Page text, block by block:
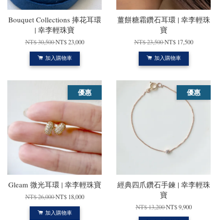
Bouquet Collections 捧花耳環
| 幸李輕珠寶
NT$ 30,500NT$ 23,000
加入購物車
薑餅糖霜鑽石耳環 | 幸李輕珠
寶
NT$ 23,500NT$ 17,500
加入購物車
優惠
Gleam 微光耳環 | 幸李輕珠寶
NT$ 26,000NT$ 18,000
加入購物車
優惠
經典四爪鑽石手鍊 | 幸李輕珠
寶
NT$ 13,200NT$ 9,900